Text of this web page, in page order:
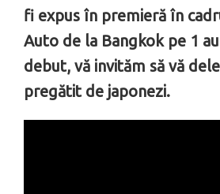
fi expus în premieră în
Auto de la Bangkok pe 1
debut, vă invităm să vă
pregătit de japonezi.